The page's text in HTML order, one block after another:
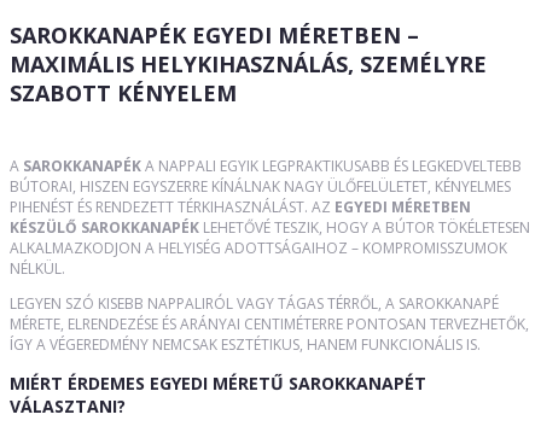
SAROKKANAPÉK EGYEDI MÉRETBEN –
MAXIMÁLIS HELYKIHASZNÁLÁS, SZEMÉLYRE
SZABOTT KÉNYELEM
A SAROKKANAPÉKA NAPPALI EGYIK LEGPRAKTIKUSABB ÉS LEGKEDVELTEBB
BÚTORAI, HISZEN EGYSZERRE KÍNÁLNAK NAGY ÜLŐFELÜLETET, KÉNYELMES
PIHENÉST ÉS RENDEZETT TÉRKIHASZNÁLÁST. AZ EGYEDI MÉRETBEN
KÉSZÜLŐ SAROKKANAPÉK LEHETŐVÉ TESZIK, HOGY A BÚTOR TÖKÉLETESEN
ALKALMAZKODJON A HELYISÉG ADOTTSÁGAIHOZ – KOMPROMISSZUMOK
NÉLKÜL.
LEGYEN SZÓ KISEBB NAPPALIRÓL VAGY TÁGAS TÉRRŐL, A SAROKKANAPÉ
MÉRETE, ELRENDEZÉSE ÉS ARÁNYAI CENTIMÉTERRE PONTOSAN TERVEZHETŐK,
ÍGY A VÉGEREDMÉNY NEMCSAK ESZTÉTIKUS, HANEM FUNKCIONÁLIS IS.
MIÉRT ÉRDEMES EGYEDI MÉRETŰ SAROKKANAPÉT
VÁLASZTANI?